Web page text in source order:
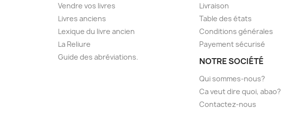
Vendre vos livres
Livres anciens
Lexique du livre ancien
La Reliure
Guide des abréviations.
Livraison
Table des états
Conditions générales
Payement sécurisé
NOTRE SOCIÉTÉ
Qui sommes-nous?
Ca veut dire quoi, abao?
Contactez-nous